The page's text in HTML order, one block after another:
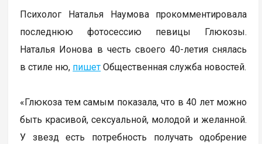
Психолог Наталья Наумова прокомментировала
последнюю фотосессию певицы Глюкозы.
Наталья Ионова в честь своего 40-летия снялась
в стиле ню, пишет Общественная служба новостей.
«Глюкоза тем самым показала, что в 40 лет можно
быть красивой, сексуальной, молодой и желанной.
У звезд есть потребность получать одобрение